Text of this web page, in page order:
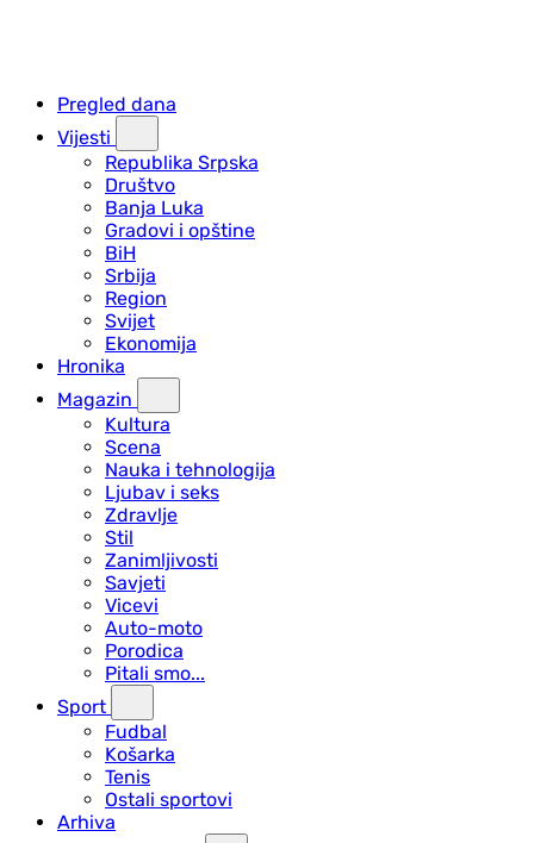
Pregled dana
Vijesti
Republika Srpska
Društvo
Banja Luka
Gradovi i opštine
BiH
Srbija
Region
Svijet
Ekonomija
Hronika
Magazin
Kultura
Scena
Nauka i tehnologija
Ljubav i seks
Zdravlje
Stil
Zanimljivosti
Savjeti
Vicevi
Auto-moto
Porodica
Pitali smo...
Sport
Fudbal
Košarka
Tenis
Ostali sportovi
Arhiva